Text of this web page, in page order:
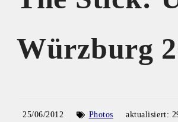
Würzburg
25/06/2012 Photos aktualisiert: